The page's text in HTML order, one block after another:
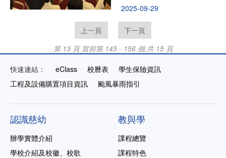
2025-09-29
上一頁
下一頁
第 13 頁 當前第 145 - 156 個,共 15 頁
快速連結： eClass 校曆表
學生保險資訊
工程及設備購置項目資訊
颱風暴雨指引
認識慈幼
辦學實體介紹
學校介紹及校徽、校歌
教與學
課程總覽
課程特色